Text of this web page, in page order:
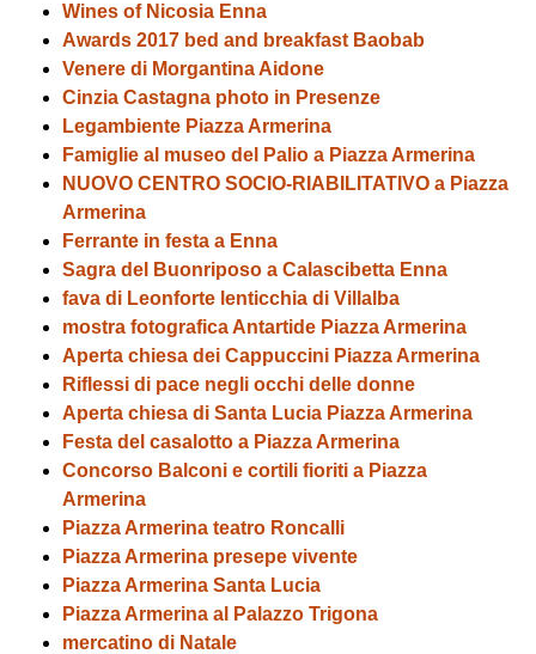
Wines of Nicosia Enna
Awards 2017 bed and breakfast Baobab
Venere di Morgantina Aidone
Cinzia Castagna photo in Presenze
Legambiente Piazza Armerina
Famiglie al museo del Palio a Piazza Armerina
NUOVO CENTRO SOCIO-RIABILITATIVO a Piazza
Armerina
Ferrante in festa a Enna
Sagra del Buonriposo a Calascibetta Enna
fava di Leonforte lenticchia di Villalba
mostra fotografica Antartide Piazza Armerina
Aperta chiesa dei Cappuccini Piazza Armerina
Riflessi di pace negli occhi delle donne
Aperta chiesa di Santa Lucia Piazza Armerina
Festa del casalotto a Piazza Armerina
Concorso Balconi e cortili fioriti a Piazza
Armerina
Piazza Armerina teatro Roncalli
Piazza Armerina presepe vivente
Piazza Armerina Santa Lucia
Piazza Armerina al Palazzo Trigona
mercatino di Natale